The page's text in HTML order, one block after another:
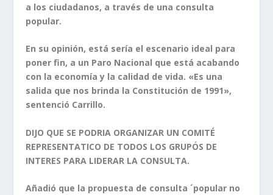
a los ciudadanos, a través de una consulta
popular.
En su opinión, está sería el escenario ideal para
poner fin, a un Paro Nacional que está acabando
con la economía y la calidad de vida. «Es una
salida que nos brinda la Constitución de 1991»,
sentenció Carrillo.
DIJO QUE SE PODRIA ORGANIZAR UN COMITÉ
REPRESENTATICO DE TODOS LOS GRUPÓS DE
INTERES PARA LIDERAR LA CONSULTA.
Añadió que la propuesta de consulta ´popular no